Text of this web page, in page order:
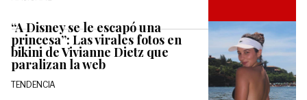
“A Disney se le escapó una
princesa”: Las virales fotos en
bikini de Vivianne Dietz que
paralizan la web
TENDENCIA